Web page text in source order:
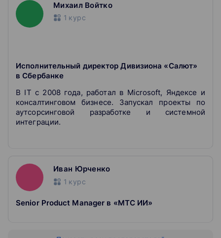
проектах
Михаил Войтко
1 курс
Исполнительный директор Дивизиона «Салют»
в Сбербанке
В IT с 2008 года, работал в Microsoft, Яндексе и
консалтинговом бизнесе. Запускал проекты по
аутсорсинговой разработке и системной
интеграции.
Иван Юрченко
1 курс
Senior Product Manager в «МТС ИИ»